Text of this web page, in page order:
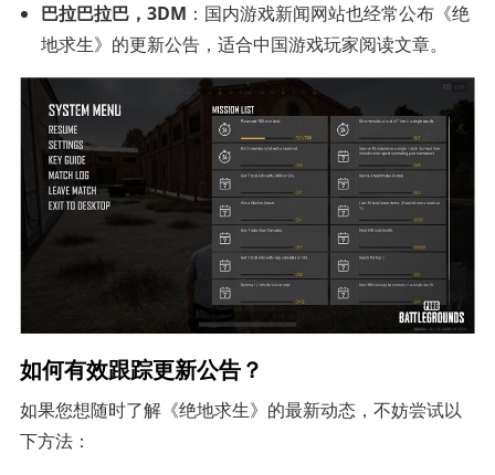
巴拉巴拉巴，3DM ：国内游戏新闻网站也经常公布《绝
地求生》的更新公告，适合中国游戏玩家阅读文章。
如何有效跟踪更新公告？
如果您想随时了解《绝地求生》的最新动态，不妨尝试以
下方法：